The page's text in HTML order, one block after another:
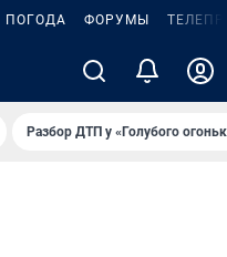
ПОГОДА ФОРУМЫ
Разбор ДТП у «Голубого